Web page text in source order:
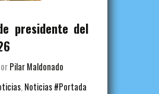
presidente del
Pilar Maldonado
,Noticias #Portada